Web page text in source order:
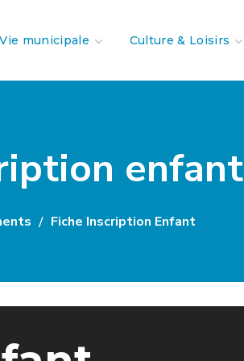
Vie municipale Culture & Loisirs
enfant
Fiche Inscription Enfant